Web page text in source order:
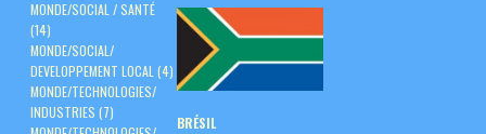
MONDE/SOCIAL / SANTÉ
(14)
MONDE/SOCIAL/
DEVELOPPEMENT LOCAL (4)
MONDE/TECHNOLOGIES/
INDUSTRIES (7)
BRÉSIL